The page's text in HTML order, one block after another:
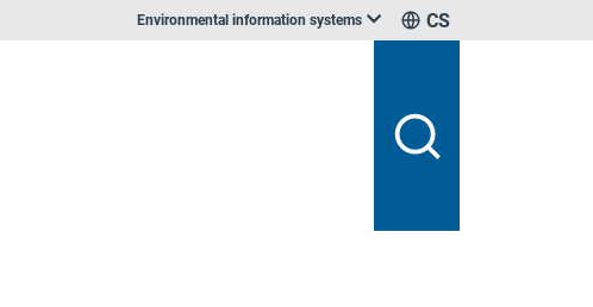
Environmental information systems CS